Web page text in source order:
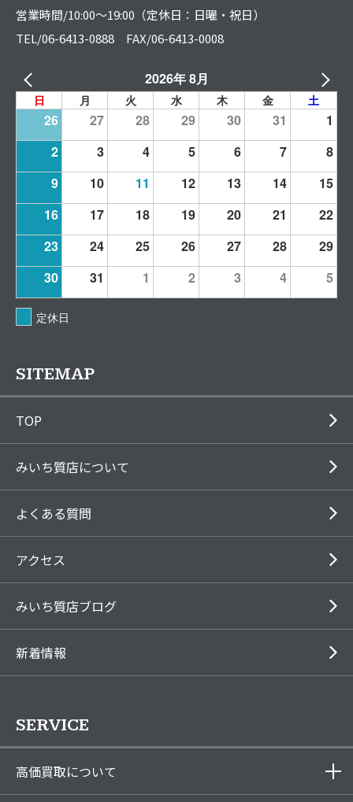
営業時間/10:00～19:00（定休日：日曜・祝日）
TEL/06-6413-0888 FAX/06-6413-0008
2026年 8月
日 月 火 水 木 金 土
26 27 28 29 30 31
1
2
3 4 5 6 7
8
9
10 11 12 13 14
15
16
17 18 19 20 21
22
23
24 25 26 27 28
29
30
31 1 2 3 4 5
定休日
SITEMAP
TOP
みいち質店について
よくある質問
アクセス
みいち質店ブログ
新着情報
SERVICE
高価買取について